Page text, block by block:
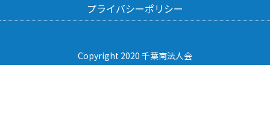
プライバシーポリシー
Copyright 2020 千葉南法人会